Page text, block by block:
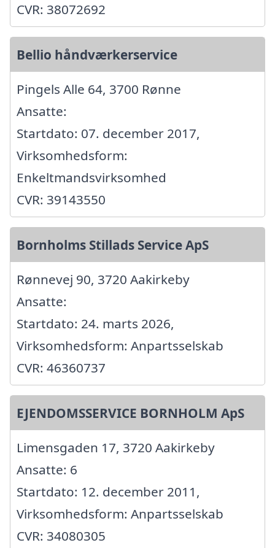
CVR: 38072692
Bellio håndværkerservice
Pingels Alle 64, 3700 Rønne
Ansatte:
Startdato: 07. december 2017,
Virksomhedsform:
Enkeltmandsvirksomhed
CVR: 39143550
Bornholms Stillads Service ApS
Rønnevej 90, 3720 Aakirkeby
Ansatte:
Startdato: 24. marts 2026,
Virksomhedsform: Anpartsselskab
CVR: 46360737
EJENDOMSSERVICE BORNHOLM ApS
Limensgaden 17, 3720 Aakirkeby
Ansatte: 6
Startdato: 12. december 2011,
Virksomhedsform: Anpartsselskab
CVR: 34080305